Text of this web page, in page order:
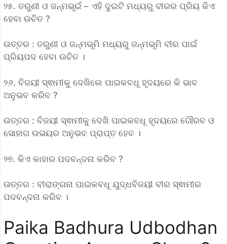
୨୫. ତରୁଣୀ ଓ ଜନ୍ମଭୂଇଁ – ଏହି ଦୁଇଟି ମଧ୍ୟରୁ ବୀରର ପ୍ରିୟ କିଏ
ହେବା ଉଚିତ ?
ଉତ୍ତର : ତରୁଣୀ ଓ ଜନ୍ମଭୂମି ମଧ୍ୟରୁ ଜନ୍ମଭୂମି ବୀର ପାଇଁ
ପ୍ରିୟପଦ ହେବା ଉଚିତ ।
୨୬. ବିଜୟୀ ସ୍ଵାମୀକୁ ଦେଖିଲେ ପାଇକବଧୂ ହୃଦୟରେ କି ଭାବ
ଅନୁଭବ କରିବ ?
ଉତ୍ତର : ବିଜୟୀ ସ୍ଵାମୀକୁ ଦେଖି ପାଇକବଧୂ ହୃଦୟରେ ଗୌରବ ଓ
ସୋହାଗ ଉଭୟର ଅନୁଭବ ପ୍ରାପ୍ତ ହେବ ।
୨୭. କିଏ କାହାର ପଦବନ୍ଦନା କରିବ ?
ଉତ୍ତର : ବୀରାଙ୍ଗନା ପାଇକବଧୂ ଯୁଦ୍ଧବିଜୟୀ ବୀର ସ୍ଵାମୀର
ପଦବନ୍ଦନା କରିବ ।
Paika Badhura Udbodhan